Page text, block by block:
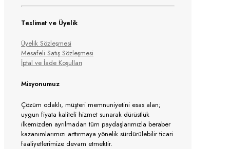
Teslimat ve Üyelik
Üyelik Sözleşmesi
Mesafeli Satış Sözleşmesi
İptal ve İade Koşulları
Misyonumuz
Çözüm odaklı, müşteri memnuniyetini esas alan;
uygun fiyata kaliteli hizmet sunarak dürüstlük
ilkemizden ayrılmadan tüm paydaşlarımızla beraber
kazanımlarımızı arttırmaya yönelik sürdürülebilir ticari
faaliyetlerimize devam etmektir.